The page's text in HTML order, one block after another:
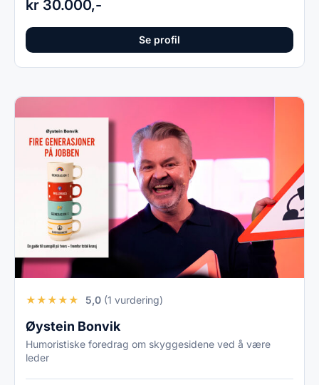
kr 30.000,-
Se profil
★★★★★ 5,0 (1 vurdering)
Øystein Bonvik
Humoristiske foredrag om skyggesidene ved å være
leder